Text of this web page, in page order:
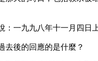
：一九九八年十一月四
去後的回應的是什麼？